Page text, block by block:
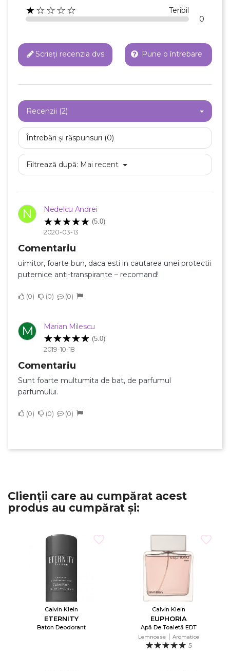
★☆☆☆☆ Teribil
0
Scrieți recenzia dvs Pune o întrebare
Recenzii (2)
Întrebări și răspunsuri (0)
Filtrează după: Mai recent
N Nedelcu Andrei
(5.0)
2020-03-13
Comentariu
uimitor, foarte bun, daca esti in cautarea unei protectii
puternice anti-transpirante – recomand!
0 0 0
M Marian Milescu
(5.0)
2019-10-18
Comentariu
Sunt foarte multumita de bat, de parfumul
parfumului.
0 0 0
Clienții care au cumpărat acest
produs au cumpărat și:
Calvin Klein
ETERNITY
Baton Deodorant
Calvin Klein
EUPHORIA
Apă De Toaletă EDT
Lemnoase Aromatice
5
×
Numele listei de dorinte
Anuleaza